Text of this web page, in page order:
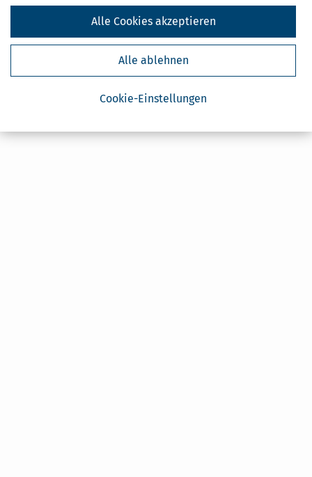
Cookie-Einstellungen
Alle ablehnen
Alle Cookies akzeptieren
von Steuertipps abonnieren. Die
Meine Einwilligung kann ich jederzeit durch
Abbestellung des Newsletters widerrufen.